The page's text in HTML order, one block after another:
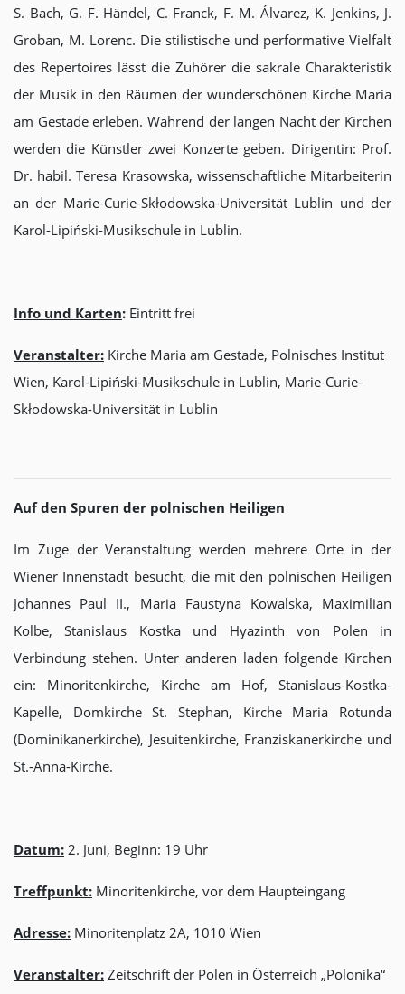
S. Bach, G. F. Händel, C. Franck, F. M. Álvarez, K. Jenkins, J.
Groban, M. Lorenc. Die stilistische und performative Vielfalt
des Repertoires lässt die Zuhörer die sakrale Charakteristik
der Musik in den Räumen der wunderschönen Kirche Maria
am Gestade erleben. Während der langen Nacht der Kirchen
werden die Künstler zwei Konzerte geben. Dirigentin: Prof.
Dr. habil. Teresa Krasowska, wissenschaftliche Mitarbeiterin
an der Marie-Curie-Skłodowska-Universität Lublin und der
Karol-Lipiński-Musikschule in Lublin.
Info und Karten: Eintritt frei
Veranstalter: Kirche Maria am Gestade, Polnisches Institut
Wien, Karol-Lipiński-Musikschule in Lublin, Marie-Curie-
Skłodowska-Universität in Lublin
Auf den Spuren der polnischen Heiligen
Im Zuge der Veranstaltung werden mehrere Orte in der
Wiener Innenstadt besucht, die mit den polnischen Heiligen
Johannes Paul II., Maria Faustyna Kowalska, Maximilian
Kolbe, Stanislaus Kostka und Hyazinth von Polen in
Verbindung stehen. Unter anderen laden folgende Kirchen
ein: Minoritenkirche, Kirche am Hof, Stanislaus-Kostka-
Kapelle, Domkirche St. Stephan, Kirche Maria Rotunda
(Dominikanerkirche), Jesuitenkirche, Franziskanerkirche und
St.-Anna-Kirche.
Datum: 2. Juni, Beginn: 19 Uhr
Treffpunkt: Minoritenkirche, vor dem Haupteingang
Adresse: Minoritenplatz 2A, 1010 Wien
Veranstalter: Zeitschrift der Polen in Österreich „Polonika“